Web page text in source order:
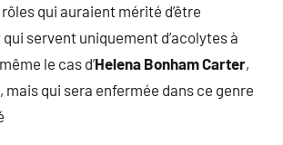
qui auraient mérité d’être
servent uniquement d’acolytes à
le cas d’Helena Bonham Carter,
qui sera enfermée dans ce genre